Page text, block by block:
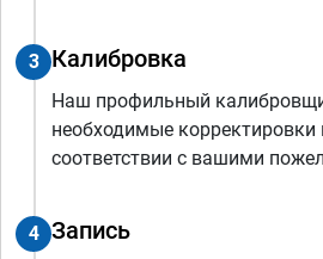
3 Калибровка
Наш профильный
необходимые
соответствии с вашими
4 Запись